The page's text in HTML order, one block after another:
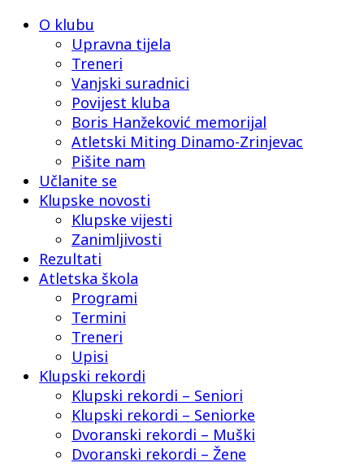
O klubu
Upravna tijela
Treneri
Vanjski suradnici
Povijest kluba
Boris Hanžeković memorijal
Atletski Miting Dinamo-Zrinjevac
Pišite nam
Učlanite se
Klupske novosti
Klupske vijesti
Zanimljivosti
Rezultati
Atletska škola
Programi
Termini
Treneri
Upisi
Klupski rekordi
Klupski rekordi – Seniori
Klupski rekordi – Seniorke
Dvoranski rekordi – Muški
Dvoranski rekordi – Žene